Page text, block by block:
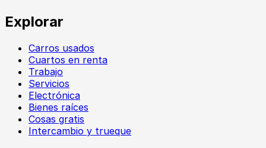
Explorar
Carros usados
Cuartos en renta
Trabajo
Servicios
Electrónica
Bienes raíces
Cosas gratis
Intercambio y trueque